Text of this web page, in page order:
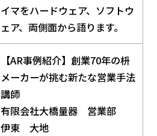
イマをハードウェア、ソフトウ
ェア、両側面から語ります。
【AR事例紹介】創業70年の枡
メーカーが挑む新たな営業手法
講師
有限会社大橋量器 営業部
伊東 大地